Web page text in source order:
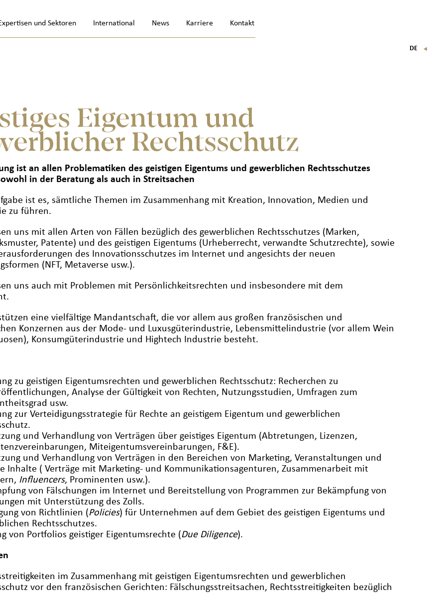
und Sektoren International News Karriere Kontakt
DE ▼
Eigentum und
Rechtsschutz
ist an allen Problematiken des geistigen Eigentums und gewerblichen Rechtsschutzes
in der Beratung als auch in Streitsachen
ist es, sämtliche Themen im Zusammenhang mit Kreation, Innovation, Medien und
zu führen.
uns mit allen Arten von Fällen bezüglich des gewerblichen Rechtsschutzes (Marken,
Patente) und des geistigen Eigentums (Urheberrecht, verwandte Schutzrechte), sowie
des Innovationsschutzes im Internet und angesichts der neuen
(NFT, Metaverse usw.).
uns auch mit Problemen mit Persönlichkeitsrechten und insbesondere mit dem
eine vielfältige Mandantschaft, die vor allem aus großen französischen und
Konzernen aus der Mode- und Luxusgüterindustrie, Lebensmittelindustrie (vor allem Wein
Konsumgüterindustrie und Hightech Industrie besteht.
zu geistigen Eigentumsrechten und gewerblichen Rechtsschutz: Recherchen zu
Analyse der Gültigkeit von Rechten, Nutzungsstudien, Umfragen zum
usw.
zur Verteidigungsstrategie für Rechte an geistigem Eigentum und gewerblichen
und Verhandlung von Verträgen über geistiges Eigentum (Abtretungen, Lizenzen,
Miteigentumsvereinbarungen, F&E).
und Verhandlung von Verträgen in den Bereichen von Marketing, Veranstaltungen und
Inhalte ( Verträge mit Marketing- und Kommunikationsagenturen, Zusammenarbeit mit
Influencers, Prominenten usw.).
von Fälschungen im Internet und Bereitstellung von Programmen zur Bekämpfung von
mit Unterstützung des Zolls.
von Richtlinien (Policies) für Unternehmen auf dem Gebiet des geistigen Eigentums und
Rechtsschutzes.
von Portfolios geistiger Eigentumsrechte ( Due Diligence).
im Zusammenhang mit geistigen Eigentumsrechten und gewerblichen
vor den französischen Gerichten: Fälschungsstreitsachen, Rechtsstreitigkeiten bezüglich